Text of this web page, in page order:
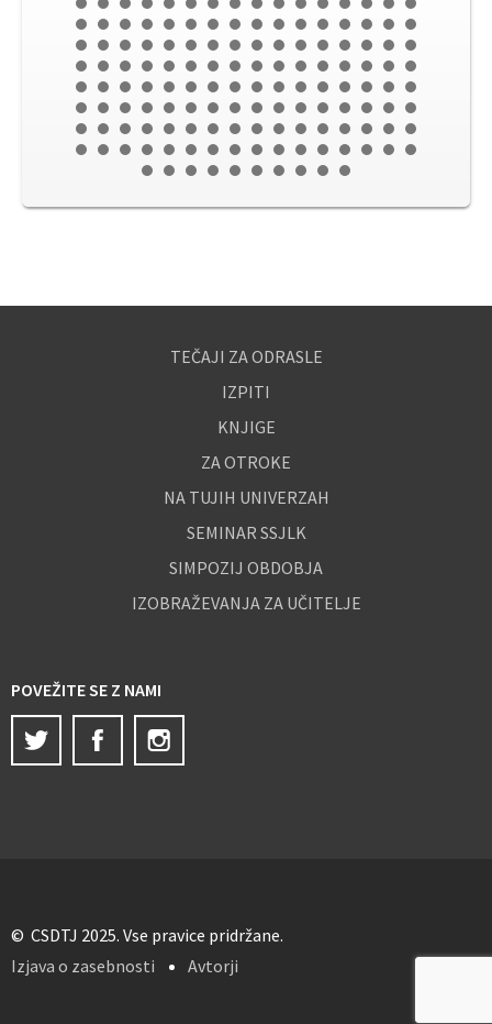
TEČAJI ZA ODRASLE
IZPITI
KNJIGE
ZA OTROKE
NA TUJIH UNIVERZAH
SEMINAR SSJLK
SIMPOZIJ OBDOBJA
IZOBRAŽEVANJA ZA UČITELJE
POVEŽITE SE Z NAMI
Twitter
Facebook
© CSDTJ 2025. Vse pravice pridržane.
Izjava o zasebnosti
Avtorji